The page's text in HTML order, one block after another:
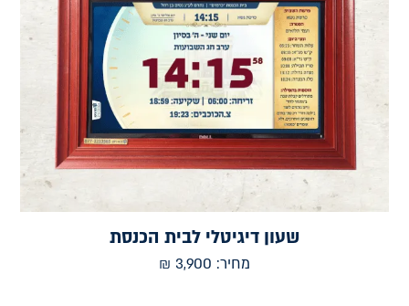
שעון דיגיטלי לבית הכנסת
מחיר: 3,900
₪